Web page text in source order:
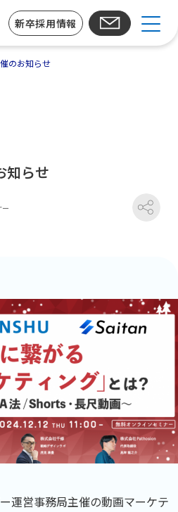
新卒採用情報
のお知らせ
知らせ
運営事務局主催の動画マーケテ